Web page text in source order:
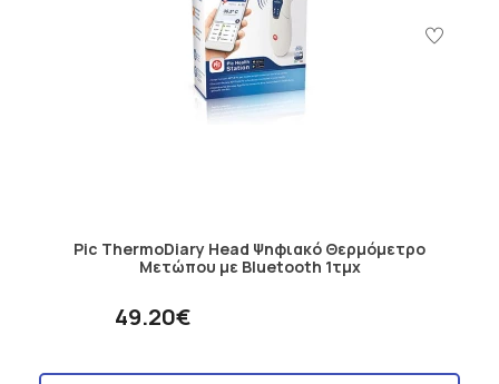
Pic ThermoDiary Head Ψηφιακό Θερμόμετρο
Μετώπου με Bluetooth 1τμχ
49.20€